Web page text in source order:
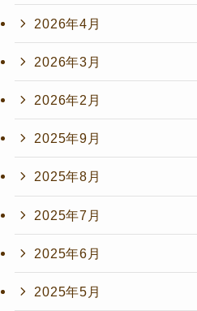
2026年4月
2026年3月
2026年2月
2025年9月
2025年8月
2025年7月
2025年6月
2025年5月